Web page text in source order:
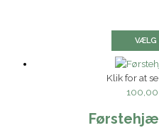
VÆLG
Klik for at
100,00